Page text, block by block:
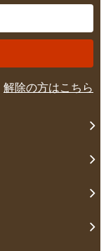
解除の方はこちら